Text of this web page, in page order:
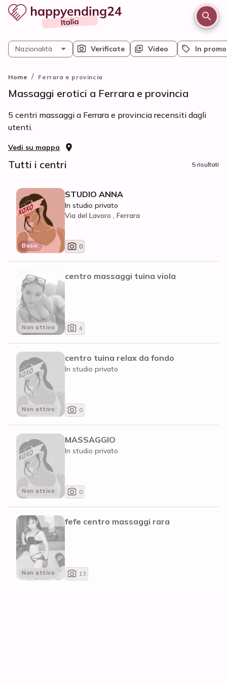
Verificate Video In promo
Nazionalità
Home / Ferrara e provincia
Massaggi erotici a Ferrara e provincia
5 centri massaggi a Ferrara e provincia recensiti dagli
utenti.
Vedi su mappa
Tutti i centri 5 risultati
Basic
STUDIO ANNA
In studio privato
Via del Lavoro , Ferrara
0
Non attivo
centro massaggi tuina viola
4
Non attivo
centro tuina relax da fondo
In studio privato
0
Non attivo
MASSAGGIO
In studio privato
0
Non attivo
fefe centro massaggi rara
13